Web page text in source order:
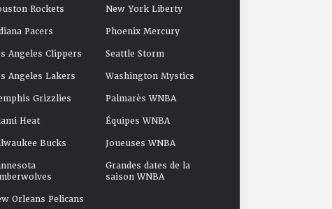
Rockets
Pacers
Angeles Clippers
Angeles Lakers
Grizzlies
Heat
Bucks
Orleans Pelicans
New York Liberty
Phoenix Mercury
Seattle Storm
Washington Mystics
Palmarès WNBA
Équipes WNBA
Joueuses WNBA
Grandes dates de la
saison WNBA